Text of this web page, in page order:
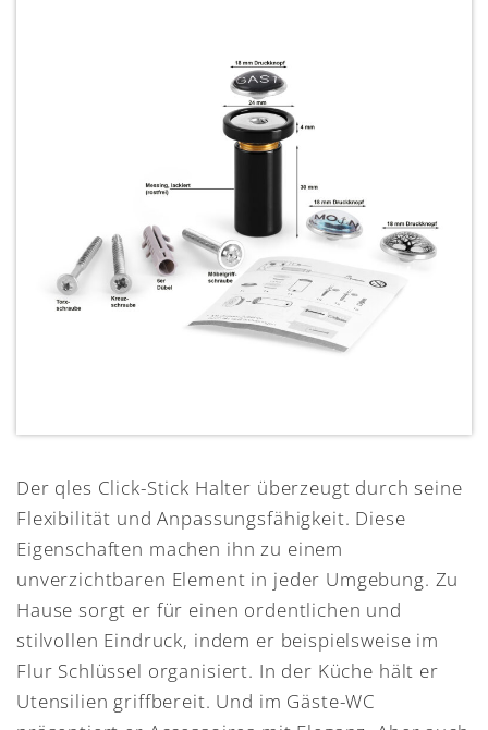
Der qles Click-Stick Halter überzeugt durch seine
Flexibilität und Anpassungsfähigkeit. Diese
Eigenschaften machen ihn zu einem
unverzichtbaren Element in jeder Umgebung. Zu
Hause sorgt er für einen ordentlichen und
stilvollen Eindruck, indem er beispielsweise im
Flur Schlüssel organisiert. In der Küche hält er
Utensilien griffbereit. Und im Gäste-WC